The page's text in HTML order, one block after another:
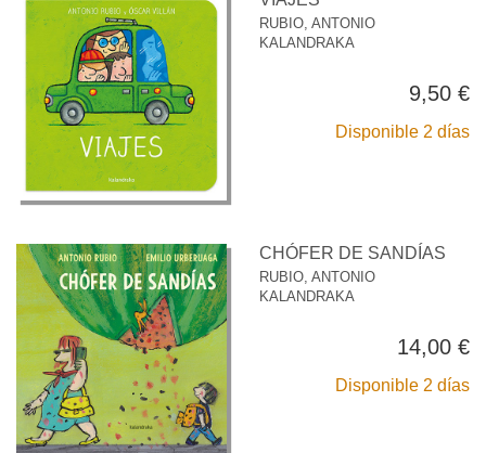
RUBIO, ANTONIO
KALANDRAKA
9,50 €
Disponible 2 días
CHÓFER DE SANDÍAS
RUBIO, ANTONIO
KALANDRAKA
14,00 €
Disponible 2 días